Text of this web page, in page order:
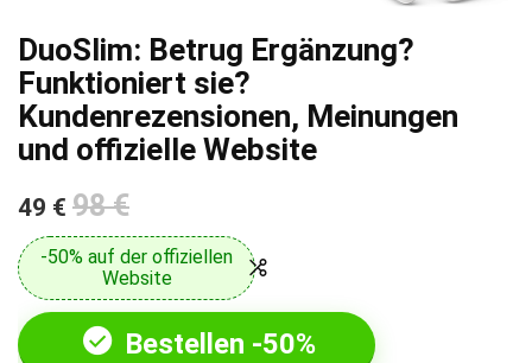
DuoSlim: Betrug Ergänzung?
Funktioniert sie?
Kundenrezensionen, Meinungen
und offizielle Website
49 € 98 €
-50% auf der offiziellen
Website
Bestellen -50%